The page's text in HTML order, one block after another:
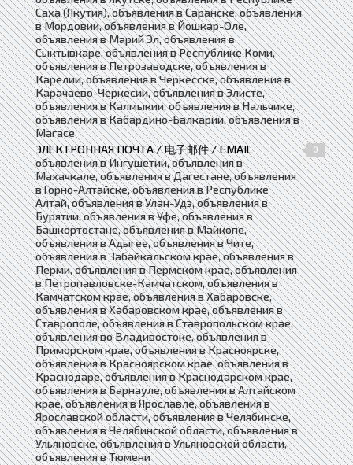
Саха (Якутия), объявления в Саранске, объявления
в Мордовии, объявления в Йошкар-Оле,
объявления в Марий Эл, объявления в
Сыктывкаре, объявления в Республике Коми,
объявления в Петрозаводске, объявления в
Карелии, объявления в Черкесске, объявления в
Карачаево-Черкесии, объявления в Элисте,
объявления в Калмыкии, объявления в Нальчике,
объявления в Кабардино-Балкарии, объявления в
Магасе
ЭЛЕКТРОННАЯ ПОЧТА / 电子邮件 / EMAIL
0
объявления в Ингушетии, объявления в
Махачкале, объявления в Дагестане, объявления
в Горно-Алтайске, объявления в Республике
Алтай, объявления в Улан-Удэ, объявления в
Бурятии, объявления в Уфе, объявления в
Башкортостане, объявления в Майкопе,
объявления в Адыгее, объявления в Чите,
объявления в Забайкальском крае, объявления в
Перми, объявления в Пермском крае, объявления
в Петропавловске-Камчатском, объявления в
Камчатском крае, объявления в Хабаровске,
объявления в Хабаровском крае, объявления в
Ставрополе, объявления в Ставропольском крае,
объявления во Владивостоке, объявления в
Приморском крае, объявления в Красноярске,
объявления в Красноярском крае, объявления в
Краснодаре, объявления в Краснодарском крае,
объявления в Барнауле, объявления в Алтайском
крае, объявления в Ярославле, объявления в
Ярославской области, объявления в Челябинске,
объявления в Челябинской области, объявления в
Ульяновске, объявления в Ульяновской области,
объявления в Тюмени